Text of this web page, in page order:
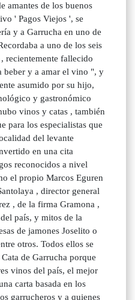
amantes de los buenos
' Pagos Viejos ', se
y a Garrucha en uno de
a uno de los seis
recientemente fallecido
beber y a amar el vino ", y
asumido por su hijo,
y gastronómico
vinos y catas , también
para los especialistas que
del levante
en una cita
reconocidos a nivel
el propio Marcos Eguren
, director general
, de la firma Gramona ,
país, y mitos de la
de jamones Joselito o
otros. Todos ellos se
de Garrucha porque
vinos del país, el mejor
carta basada en los
garrucheros y a quienes